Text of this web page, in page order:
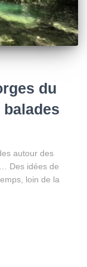
du
autour des
Des idées de
loin de la